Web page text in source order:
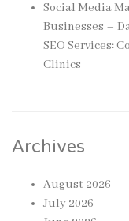
Social Media
Businesses –
SEO Services:
Clinics
Archives
August 2026
July 2026